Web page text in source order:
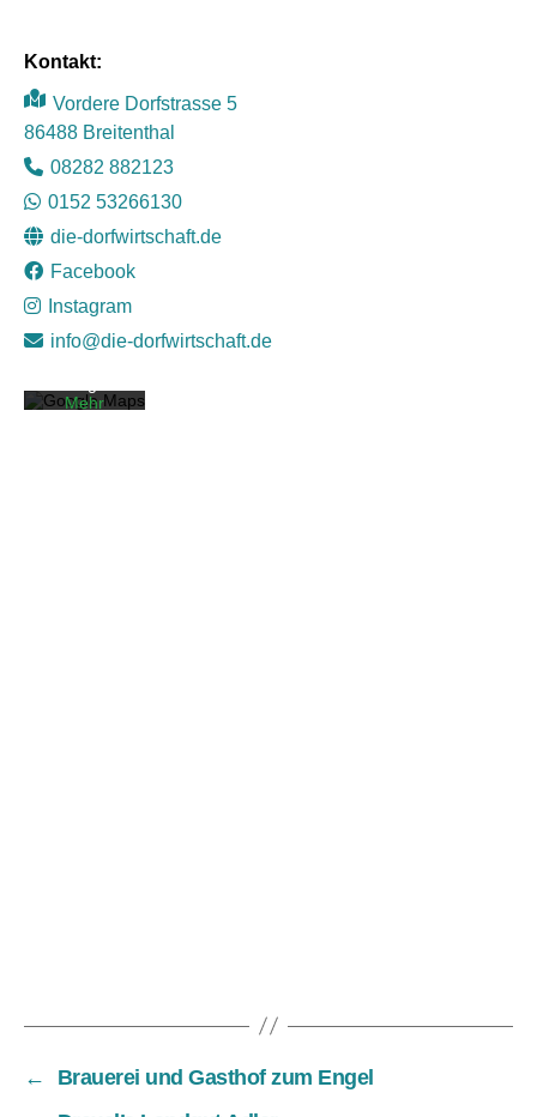
Kontakt:
Vordere Dorfstrasse 5
86488 Breitenthal
08282 882123
0152 53266130
die-dorfwirtschaft.de
Facebook
Instagram
info@die-dorfwirtschaft.de
Mit dem
Laden der
Karte
n Sie die
zerklärung
Mehr
←
Brauerei und Gasthof zum Engel